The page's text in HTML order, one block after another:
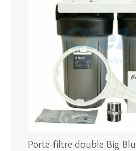
Porte-filtre double Big